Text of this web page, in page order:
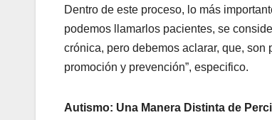
Dentro de este proceso, lo más
podemos llamarlos pacientes, se
crónica, pero debemos aclarar, que,
promoción y prevención”, especifico.
Autismo: Una Manera Distinta de